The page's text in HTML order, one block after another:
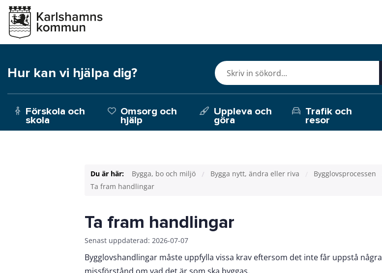
Hur kan vi hjälpa dig?
Förskola och
skola
Omsorg och
hjälp
Uppleva och
göra
Trafik och
resor
Du är här: Bygga, bo och miljö Bygga nytt, ändra eller riva
Bygglovsprocessen
Ta fram handlingar
Ta fram handlingar
Senast uppdaterad: 2026-07-07
Bygglovshandlingar måste uppfylla vissa krav eftersom det inte får uppstå några